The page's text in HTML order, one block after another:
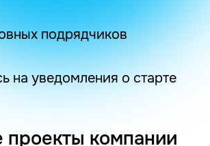
подрядчиков
на уведомления о старте
проекты компании